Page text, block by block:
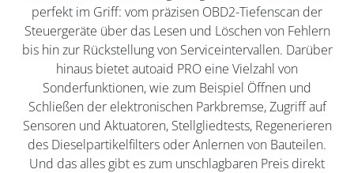
perfekt im Griff: vom präzisen OBD2-Tiefenscan der
Steuergeräte über das Lesen und Löschen von Fehlern
bis hin zur Rückstellung von Serviceintervallen. Darüber
hinaus bietet autoaid PRO eine Vielzahl von
Sonderfunktionen, wie zum Beispiel Öffnen und
Schließen der elektronischen Parkbremse, Zugriff auf
Sensoren und Aktuatoren, Stellgliedtests, Regenerieren
des Dieselpartikelfilters oder Anlernen von Bauteilen.
Und das alles gibt es zum unschlagbaren Preis direkt